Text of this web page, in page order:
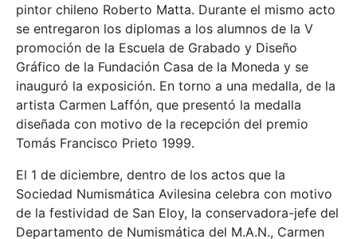
pintor chileno Roberto Matta. Durante el mismo acto
se entregaron los diplomas a los alumnos de la V
promoción de la Escuela de Grabado y Diseño
Gráfico de la Fundación Casa de la Moneda y se
inauguró la exposición. En torno a una medalla, de la
artista Carmen Laffón, que presentó la medalla
diseñada con motivo de la recepción del premio
Tomás Francisco Prieto 1999.
El 1 de diciembre, dentro de los actos que la
Sociedad Numismática Avilesina celebra con motivo
de la festividad de San Eloy, la conservadora-jefe del
Departamento de Numismática del M.A.N., Carmen